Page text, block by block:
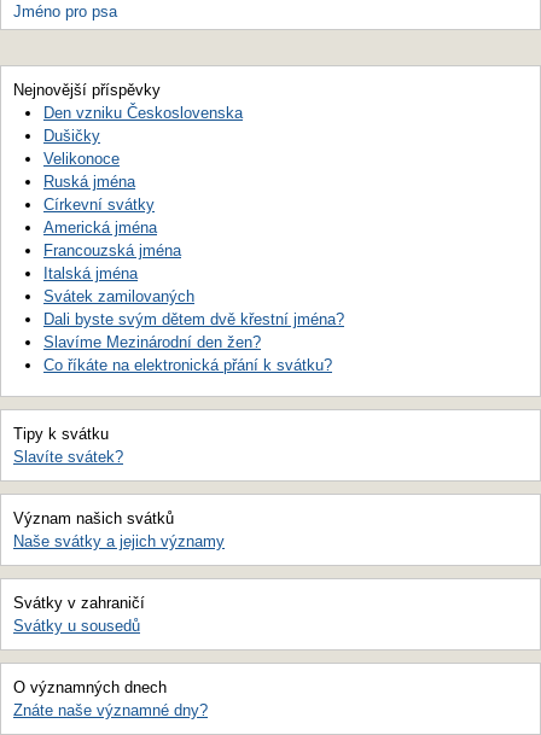
Jméno pro psa
Nejnovější příspěvky
Den vzniku Československa
Dušičky
Velikonoce
Ruská jména
Církevní svátky
Americká jména
Francouzská jména
Italská jména
Svátek zamilovaných
Dali byste svým dětem dvě křestní jména?
Slavíme Mezinárodní den žen?
Co říkáte na elektronická přání k svátku?
Tipy k svátku
Slavíte svátek?
Význam našich svátků
Naše svátky a jejich významy
Svátky v zahraničí
Svátky u sousedů
O významných dnech
Znáte naše významné dny?